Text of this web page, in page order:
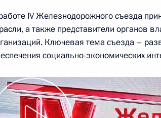
автомобильной дороги М-12
декабря 2023 года, среда
IV Железнодорожного съезда
а также представители органов
Ключевая тема съезда –
социально-экономических